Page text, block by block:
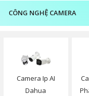
CÔNG NGHỆ CAMERA
Camera Ip AI
Dahua